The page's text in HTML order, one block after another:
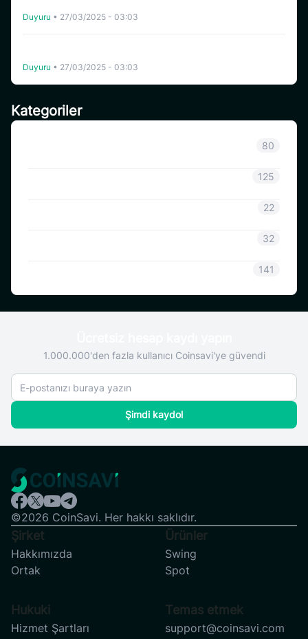
Kategoriler
80
125
22
32
141
Duyuru • 27/03/2025 - 03:03
Duyuru • 27/03/2025 - 03:03
1.000.000'den fazla kullanıcı Coinsavi'ye güvendi
Şimdi kaydol
©2026 CoinSavi. Her hakkı saklıdır.
Şirket
Hakkımızda
Ortak
Ürünler
Swing
Spot
Hukuki
Hizmet Şartları
Temas etmek
support@coinsavi.com